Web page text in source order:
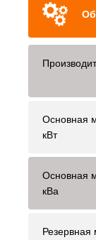
Основная
кВт
Основная
кВа
Резервная